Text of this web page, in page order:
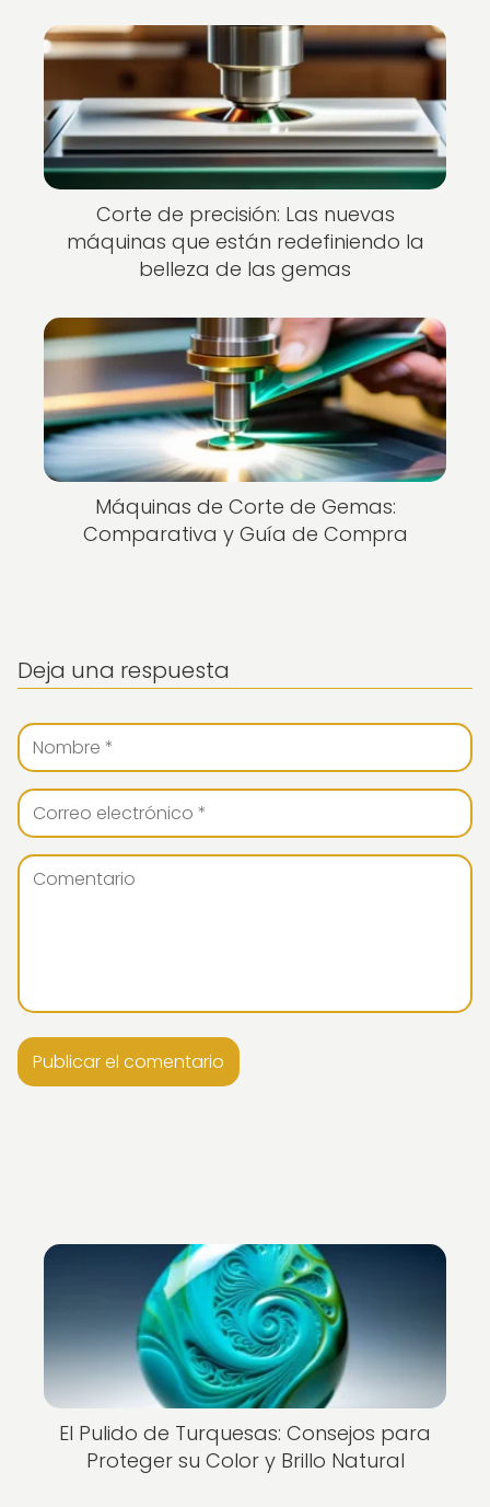
Corte de precisión: Las nuevas
máquinas que están redefiniendo la
belleza de las gemas
Máquinas de Corte de Gemas:
Comparativa y Guía de Compra
Deja una respuesta
El Pulido de Turquesas: Consejos para
Proteger su Color y Brillo Natural